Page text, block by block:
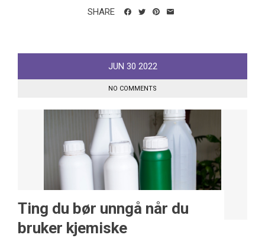
SHARE
JUN 30 2022
NO COMMENTS
Ting du bør unngå når du
bruker kjemiske